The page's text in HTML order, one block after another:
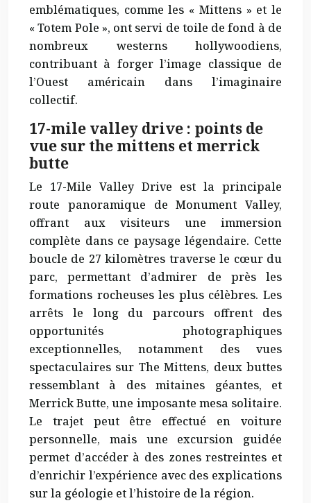
emblématiques, comme les « Mittens » et le
« Totem Pole », ont servi de toile de fond à de
nombreux westerns hollywoodiens,
contribuant à forger l’image classique de
l’Ouest américain dans l’imaginaire
collectif.
17-mile valley drive : points de
vue sur the mittens et merrick
butte
Le 17-Mile Valley Drive est la principale
route panoramique de Monument Valley,
offrant aux visiteurs une immersion
complète dans ce paysage légendaire. Cette
boucle de 27 kilomètres traverse le cœur du
parc, permettant d’admirer de près les
formations rocheuses les plus célèbres. Les
arrêts le long du parcours offrent des
opportunités photographiques
exceptionnelles, notamment des vues
spectaculaires sur The Mittens, deux buttes
ressemblant à des mitaines géantes, et
Merrick Butte, une imposante mesa solitaire.
Le trajet peut être effectué en voiture
personnelle, mais une excursion guidée
permet d’accéder à des zones restreintes et
d’enrichir l’expérience avec des explications
sur la géologie et l’histoire de la région.